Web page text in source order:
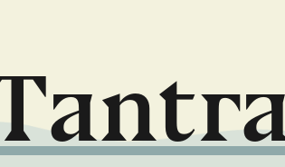
nous
sanskrites et de l'éveil de la Kundalini